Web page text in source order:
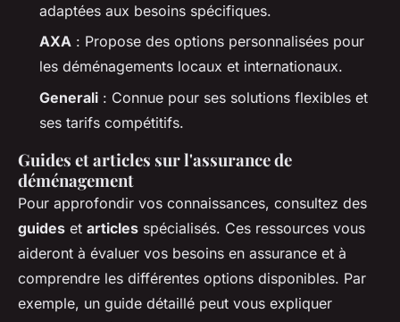
adaptées aux besoins spécifiques.
AXA : Propose des options personnalisées pour
les déménagements locaux et internationaux.
Generali : Connue pour ses solutions flexibles et
ses tarifs compétitifs.
Guides et articles sur l'assurance de
déménagement
Pour approfondir vos connaissances, consultez des
guides et articles spécialisés. Ces ressources vous
aideront à évaluer vos besoins en assurance et à
comprendre les différentes options disponibles. Par
exemple, un guide détaillé peut vous expliquer